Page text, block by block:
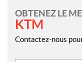
OBTENEZ LE
KTM
Contactez-nous